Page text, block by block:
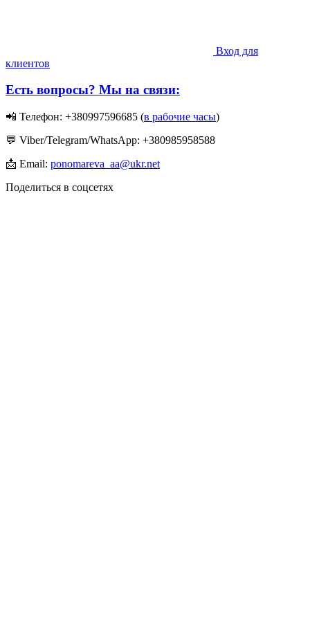
Вход для
клиентов
Есть вопросы? Мы на связи:
📲 Телефон: +380997596685 (в рабочие часы)
💬 Viber/Telegram/WhatsApp: +380985958588
📩 Email: ponomareva_aa@ukr.net
Поделиться в соцсетях